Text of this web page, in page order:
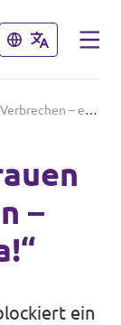
Schließen
Schließen
„Gewalt gegen Frauen ist ein Verbrechen – egal wo in Europa!“
–
ein